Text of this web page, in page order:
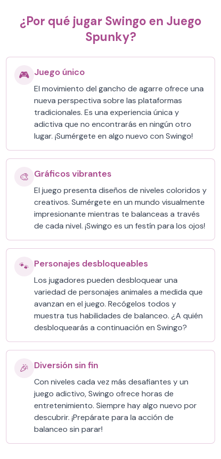
¿Por qué jugar Swingo en Juego
Spunky?
🎮 Juego único
El movimiento del gancho de agarre ofrece una
nueva perspectiva sobre las plataformas
tradicionales. Es una experiencia única y
adictiva que no encontrarás en ningún otro
lugar. ¡Sumérgete en algo nuevo con Swingo!
🎨 Gráficos vibrantes
El juego presenta diseños de niveles coloridos y
creativos. Sumérgete en un mundo visualmente
impresionante mientras te balanceas a través
de cada nivel. ¡Swingo es un festín para los ojos!
🐾 Personajes desbloqueables
Los jugadores pueden desbloquear una
variedad de personajes animales a medida que
avanzan en el juego. Recógelos todos y
muestra tus habilidades de balanceo. ¿A quién
desbloquearás a continuación en Swingo?
🎉 Diversión sin fin
Con niveles cada vez más desafiantes y un
juego adictivo, Swingo ofrece horas de
entretenimiento. Siempre hay algo nuevo por
descubrir. ¡Prepárate para la acción de
balanceo sin parar!